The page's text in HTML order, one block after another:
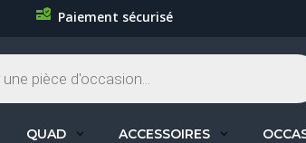
Paiement sécurisé
QUAD ACCESSOIRES